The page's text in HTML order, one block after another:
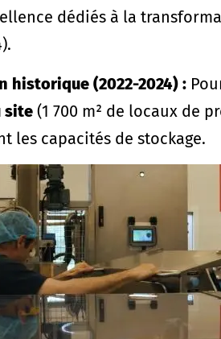
dédiés à la
historique (2022-2024) :
site (1 700 m² de locaux de
les capacités de stockage.